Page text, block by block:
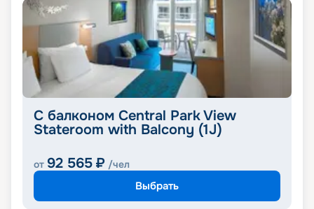
С балконом Central Park View
Stateroom with Balcony (1J)
от 92 565 ₽ /чел
Выбрать